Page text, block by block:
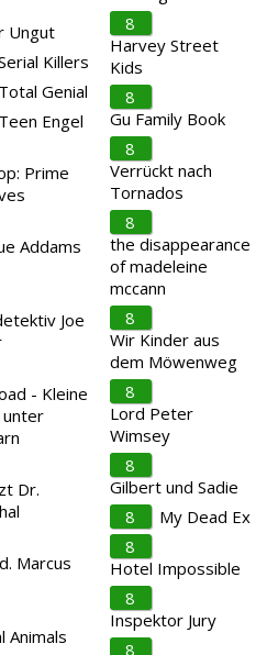
Ungut
Killers
Total Genial
Teen Engel
Prime
Addams
Joe
- Kleine
Dr.
Marcus
Animals
8
Harvey Street
Kids
8
Gu Family Book
8
Verrückt nach
Tornados
8
the disappearance
of madeleine
mccann
8
Wir Kinder aus
dem Möwenweg
8
Lord Peter
Wimsey
8
Gilbert und Sadie
8
My Dead Ex
8
Hotel Impossible
8
Inspektor Jury
8